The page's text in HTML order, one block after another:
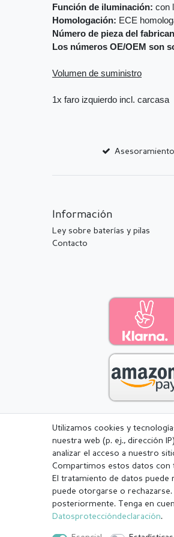
Función de iluminación: con
Homologación: ECE
Número de pieza del
Los números OE/OEM son
Volumen de suministro
1x faro izquierdo incl. carcasa
Información
Ley sobre baterías y pilas
Contacto
Aviso legal
¹ Todos los pedidos pagados
.
Utilizamos cookies y
nuestra web (p. ej., dirección
analizar el acceso a nuestro
Compartimos estos datos con
El tratamiento de datos
puede otorgarse o
posteriormente. Tenga en
Datos­protección­declaración.